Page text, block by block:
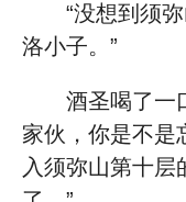
“没想到须
洛小子。”
酒圣喝了一
家伙，你是不是
入须弥山第十